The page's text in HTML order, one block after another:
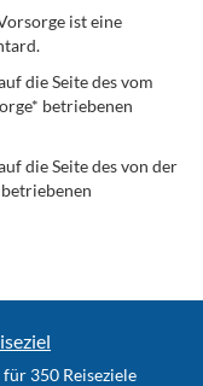
ist eine
die Seite des vom
betriebenen
die Seite des von der
für 350 Reiseziele